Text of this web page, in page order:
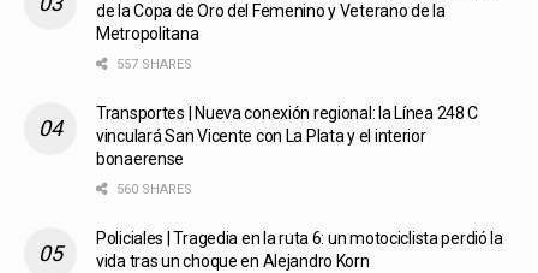
de la Copa de Oro del Femenino y Veterano de la
Metropolitana
557 SHARES
Transportes | Nueva conexión regional: la Línea 248 C
vinculará San Vicente con La Plata y el interior
bonaerense
560 SHARES
Policiales | Tragedia en la ruta 6: un motociclista perdió la
vida tras un choque en Alejandro Korn